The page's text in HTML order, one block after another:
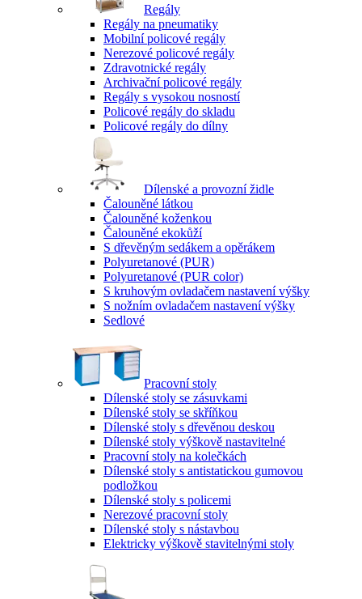
Regály
Regály na pneumatiky
Mobilní policové regály
Nerezové policové regály
Zdravotnické regály
Archivační policové regály
Regály s vysokou nosností
Policové regály do skladu
Policové regály do dílny
Dílenské a provozní židle
Čalouněné látkou
Čalouněné koženkou
Čalouněné ekokůží
S dřevěným sedákem a opěrákem
Polyuretanové (PUR)
Polyuretanové (PUR color)
S kruhovým ovladačem nastavení výšky
S nožním ovladačem nastavení výšky
Sedlové
Pracovní stoly
Dílenské stoly se zásuvkami
Dílenské stoly se skříňkou
Dílenské stoly s dřevěnou deskou
Dílenské stoly výškově nastavitelné
Pracovní stoly na kolečkách
Dílenské stoly s antistatickou gumovou
podložkou
Dílenské stoly s policemi
Nerezové pracovní stoly
Dílenské stoly s nástavbou
Elektricky výškově stavitelnými stoly